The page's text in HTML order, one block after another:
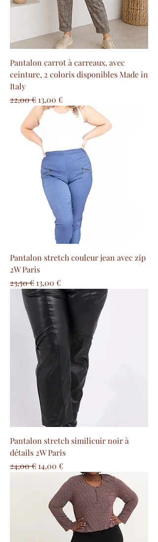
Pantalon carrot à carreaux, avec
ceinture, 2 coloris disponibles Made in
Italy
Prix original
22,00 € Prix promotionnel
13,00 €
Pantalon stretch couleur jean avec zip
2W Paris
Prix original
23,50 € Prix promotionnel
13,00 €
Pantalon stretch similicuir noir à
détails 2W Paris
Prix original
24,00 € Prix promotionnel
14,00 €